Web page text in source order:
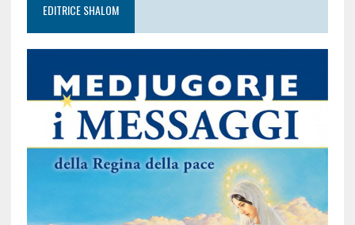
EDITRICE SHALOM